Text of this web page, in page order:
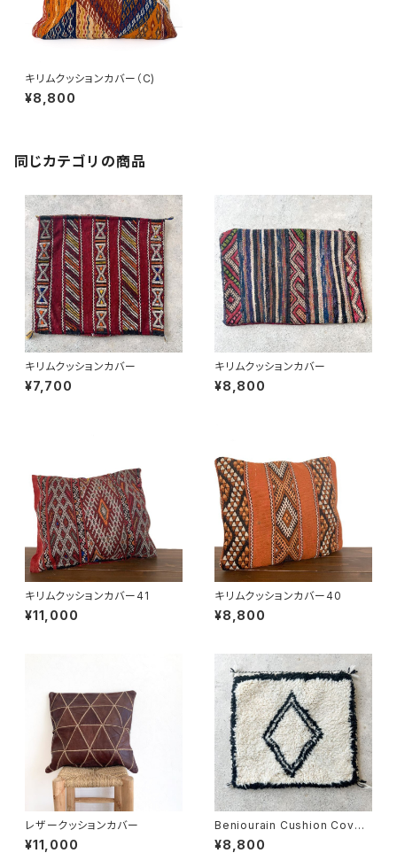
キリムクッションカバー（C)
¥8,800
同じカテゴリの商品
キリムクッションカバー
¥7,700
キリムクッションカバー
¥8,800
キリムクッションカバー41
¥11,000
キリムクッションカバー40
¥8,800
レザークッションカバー
¥11,000
Beniourain Cushion Cover
(50x50cm)
¥8,800